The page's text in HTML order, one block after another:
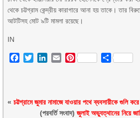
থেকে চট্টগ্রাম কেন্দ্রীয় কারাগারে আনা হয় তাকে। তার
আটটিসহ মোট ৯টি মামলা রয়েছে।
IN
Facebook
TwitterLinkedIn
EmailPinterest Share
«চট্টগ্রামে জুমার নামাজে যাওয়ার পথে ব্যবসায়ীকে গুলি
(পরবর্তি সংবাদ) জুলাই অভ্যুত্থানের নিয়ে